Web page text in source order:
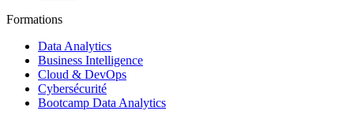
Formations
Data Analytics
Business Intelligence
Cloud & DevOps
Cybersécurité
Bootcamp Data Analytics